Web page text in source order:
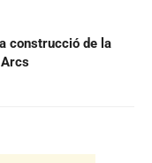
construcció de la